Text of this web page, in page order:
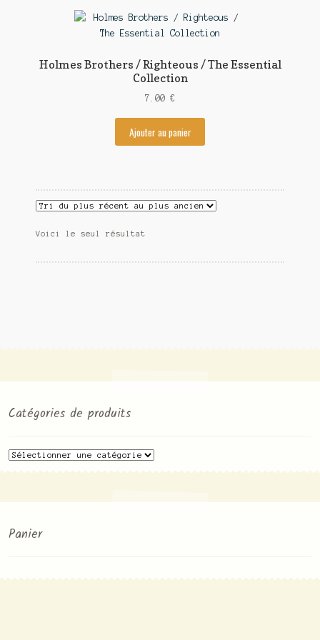
Holmes Brothers / Righteous / The Essential
Collection
7.00 €
Ajouter au panier
Voici le seul résultat
Catégories de produits
Panier